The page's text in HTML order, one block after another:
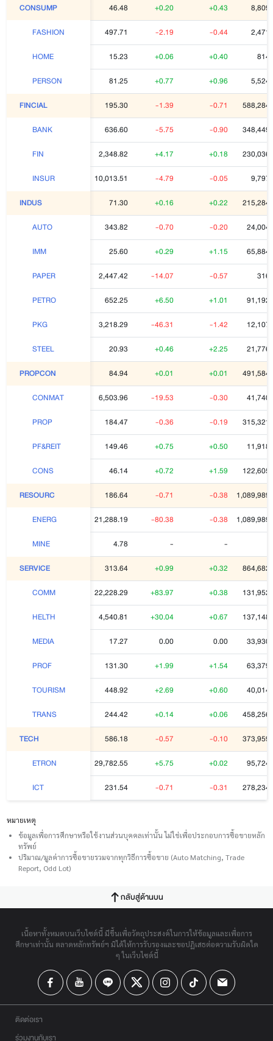
CONSUMP
46.48 +0.20 +0.43
FASHION
497.71 -2.19 -0.44
HOME
15.23 +0.06 +0.40
PERSON
81.25 +0.77 +0.96
FINCIAL
195.30 -1.39 -0.71
BANK
636.60 -5.75 -0.90
FIN
2,348.82 +4.17 +0.18
INSUR
10,013.51 -4.79 -0.05
INDUS
71.30 +0.16 +0.22
AUTO
343.82 -0.70 -0.20
IMM
25.60 +0.29 +1.15
PAPER
2,447.42 -14.07 -0.57
PETRO
652.25 +6.50 +1.01
PKG
3,218.29 -46.31 -1.42
STEEL
20.93 +0.46 +2.25
PROPCON
84.94 +0.01 +0.01
CONMAT
6,503.96 -19.53 -0.30
PROP
184.47 -0.36 -0.19
PF&REIT
149.46 +0.75 +0.50
CONS
46.14 +0.72 +1.59
RESOURC
186.64 -0.71 -0.38
ENERG
21,288.19 -80.38 -0.38
MINE
4.78 -
-
SERVICE
313.64 +0.99 +0.32
COMM
22,228.29 +83.97 +0.38
HELTH
4,540.81 +30.04 +0.67
MEDIA
17.27 0.00 0.00
PROF
131.30 +1.99 +1.54
TOURISM
448.92 +2.69 +0.60
TRANS
244.42 +0.14 +0.06
TECH
586.18 -0.57 -0.10
ETRON
29,782.55 +5.75 +0.02
ICT
231.54 -0.71 -0.31
หมายเหตุ
ข้อมูลเพื่อการศึกษาหรือใช้งานส่วนบุคคลเท่านั้น ไม่ใช่เพื่อประกอบการซื้อขายหลัก
ทรัพย์
ปริมาณ/มูลค่าการซื้อขายรวมจากทุกวิธีการซื้อขาย (Auto Matching, Trade
Report, Odd Lot)
กลับสู่ด้านบน
เนื้อหาทั้งหมดบนเว็บไซต์นี้ มีขึ้นเพื่อวัตถุประสงค์ในการให้ข้อมูลและเพื่อการ
ศึกษาเท่านั้น ตลาดหลักทรัพย์ฯ มิได้ให้การรับรองและขอปฏิเสธต่อความรับผิดใด
ๆ ในเว็บไซต์นี้
ติดต่อเรา
ร่วมงานกับเรา